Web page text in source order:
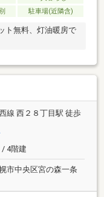
駐車場(近隣含)
ト無料、灯油暖房で
線 西２８丁目駅 徒歩
/ 4階建
市中央区宮の森一条